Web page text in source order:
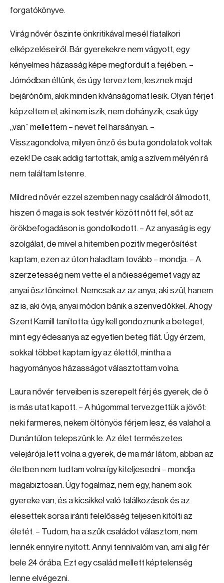
forgatókönyve.
Virág nővér őszinte önkritikával mesél fiatalkori
elképzeléseiről. Bár gyerekekre nem vágyott, egy
kényelmes házasság képe megfordult a fejében. –
Jómódban éltünk, és úgy terveztem, lesznek majd
bejárónőim, akik minden kívánságomat lesik. Olyan férjet
képzeltem el, aki nem iszik, nem dohányzik, csak úgy
„van” mellettem – nevet fel harsányan. –
Visszagondolva, milyen önző és buta gondolatok voltak
ezek! De csak addig tartottak, amíg a szívem mélyén rá
nem találtam Istenre.
Mildred nővér ezzel szemben nagy családról álmodott,
hiszen ő maga is sok testvér között nőtt fel, sőt az
örökbefogadáson is gondolkodott. – Az anyaság is egy
szolgálat, de mivel a hitemben pozitív megerősítést
kaptam, ezen az úton haladtam tovább – mondja. – A
szerzetesség nem vette el a nőiességemet vagy az
anyai ösztöneimet. Nemcsak az az anya, aki szül, hanem
az is, aki óvja, anyai módon bánik a szenvedőkkel. Ahogy
Szent Kamill tanította: úgy kell gondoznunk a beteget,
mint egy édesanya az egyetlen beteg fiát. Úgy érzem,
sokkal többet kaptam így az élettől, mintha a
hagyományos házasságot választottam volna.
Laura nővér terveiben is szerepelt férj és gyerek, de ő
is más utat kapott. – A húgommal tervezgettük a jövőt:
neki farmeres, nekem öltönyös férjem lesz, és valahol a
Dunántúlon telepszünk le. Az élet természetes
velejárója lett volna a gyerek, de ma már látom, abban az
életben nem tudtam volna így kiteljesedni – mondja
magabiztosan. Úgy fogalmaz, nem egy, hanem sok
gyereke van, és a kicsikkel való találkozások és az
elesettek sorsa iránti felelősség teljesen kitölti az
életét. – Tudom, ha a szűk családot választom, nem
lennék ennyire nyitott. Annyi tennivalóm van, ami alig fér
bele 24 órába. Ezt egy család mellett képtelenség
lenne elvégezni.